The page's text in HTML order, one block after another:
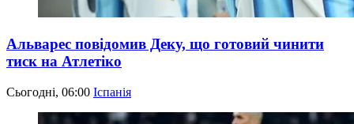
Альварес повідомив Деку, що готовий чинити
тиск на Атлетіко
Сьогодні, 06:00 Іспанія